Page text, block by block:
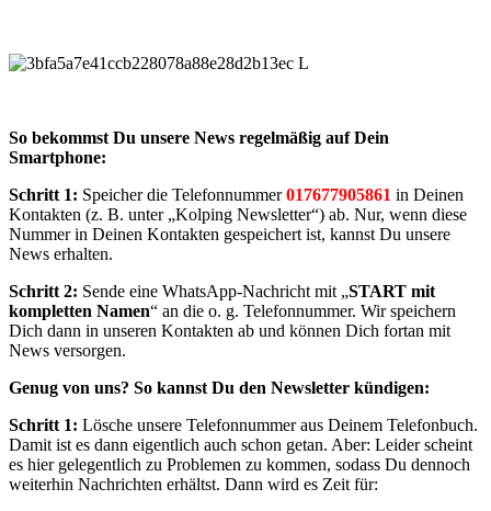
So bekommst Du unsere News regelmäßig auf Dein
Smartphone:
Schritt 1: Speicher die Telefonnummer017677905861 in Deinen
Kontakten (z. B. unter „Kolping Newsletter“) ab. Nur, wenn diese
Nummer in Deinen Kontakten gespeichert ist, kannst Du unsere
News erhalten.
Schritt 2: Sende eine WhatsApp-Nachricht mit „START mit
kompletten Namen“ an die o. g. Telefonnummer. Wir speichern
Dich dann in unseren Kontakten ab und können Dich fortan mit
News versorgen.
Genug von uns? So kannst Du den Newsletter kündigen:
Schritt 1: Lösche unsere Telefonnummer aus Deinem Telefonbuch.
Damit ist es dann eigentlich auch schon getan. Aber: Leider scheint
es hier gelegentlich zu Problemen zu kommen, sodass Du dennoch
weiterhin Nachrichten erhältst. Dann wird es Zeit für: